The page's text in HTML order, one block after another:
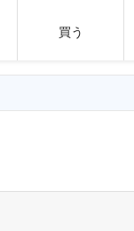
買う